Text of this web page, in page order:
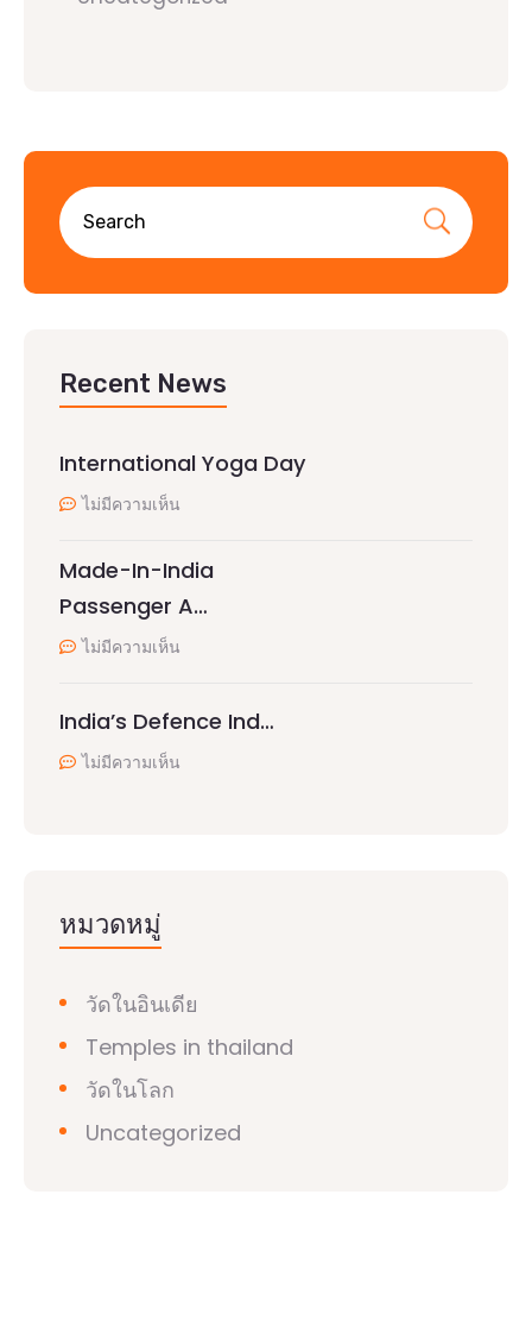
Recent News
International Yoga Day
ไม่มีความเห็น
Made-In-India
Passenger A…
ไม่มีความเห็น
India’s Defence Ind…
ไม่มีความเห็น
หมวดหมู่
วัดในอินเดีย
Temples in thailand
วัดในโลก
Uncategorized